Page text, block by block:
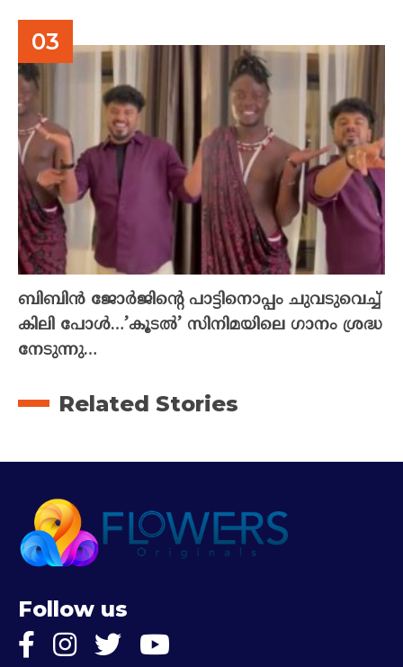
ബിബിൻ ജോർജിന്റെ പാട്ടിനൊപ്പം ചുവടുവെച്ച്
കിലി പോൾ…’കൂടൽ’ സിനിമയിലെ ഗാനം ശ്രദ്ധ
നേടുന്നു…
Related Stories
Follow us